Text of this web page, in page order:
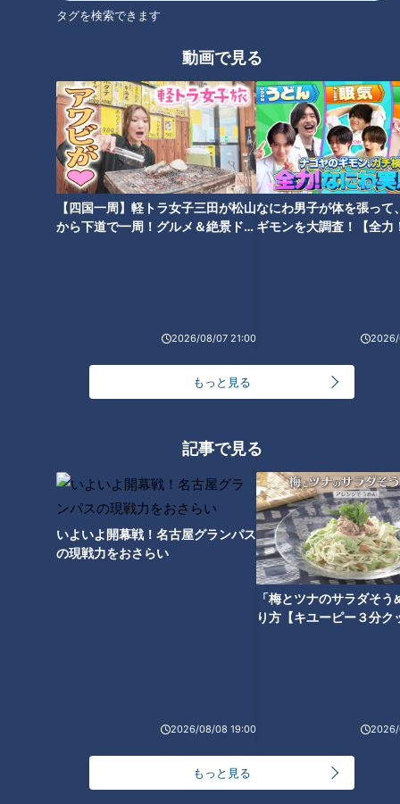
タグを検索できます
動画で見る
【四国一周】軽トラ女子三田が松山
から下道で一周！グルメ＆絶景ドラ
2026/08/07 21:00
なにわ男子が体を張って
ギモンを大調査！【全力
2026/
もっと見る
記事で見る
いよいよ開幕戦！名古屋グランパス
の現戦力をおさらい
2026/08/08 19:00
「梅とツナのサラダそう
り方【キユーピー３分ク
2026/
もっと見る
ど荒れた状態。しかしこれでも半年前に比べると、青々と茂っ
ていた藪は大半が枯れて歩きやすい道に。2人は覚悟を決め
て、山の中へゆっくり入っていきます。
藪で見えづらいものの、2人が歩いている道こそが正真正銘“軍
道”だと鹿取さんは言います。
CBCテレビ：画像 『道との遭遇』
藪をナタでかき分けながら歩き続けること約2時間。山頂付近
でついに雨水をためるための桶や、「防二二五」と書かれた石
柱を発見！